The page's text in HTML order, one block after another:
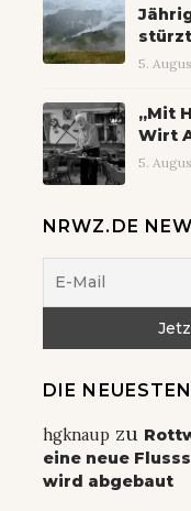
5.
„Mit
Wirt
5.
NRWZ.DE
DIE
hgknaup zu
eine neue
wird abgebaut